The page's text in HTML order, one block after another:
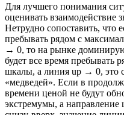
Для лучшего понимания
оценивать взаимодействие
Нетрудно сопоставить, что
пребывать рядом с
→ 0, то на рынке
будет все время пребывать
шкалы, а линия up → 0, это
«медведей». Если в
времени ценой не будут
экстремумы, а направление